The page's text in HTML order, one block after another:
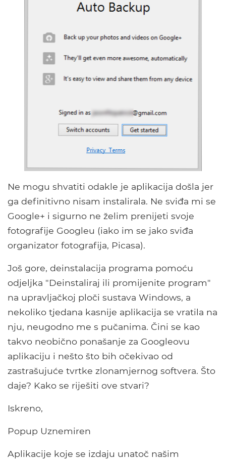
Ne mogu shvatiti odakle je aplikacija došla jer
ga definitivno nisam instalirala. Ne sviđa mi se
Google+ i sigurno ne želim prenijeti svoje
fotografije Googleu (iako im se jako sviđa
organizator fotografija, Picasa).
Još gore, deinstalacija programa pomoću
odjeljka "Deinstaliraj ili promijenite program"
na upravljačkoj ploči sustava Windows, a
nekoliko tjedana kasnije aplikacija se vratila na
nju, neugodno me s pučanima. Čini se kao
takvo neobično ponašanje za Googleovu
aplikaciju i nešto što bih očekivao od
zastrašujuće tvrtke zlonamjernog softvera. Što
daje? Kako se riješiti ove stvari?
Iskreno,
Popup Uznemiren
Aplikacije koje se izdaju unatoč našim